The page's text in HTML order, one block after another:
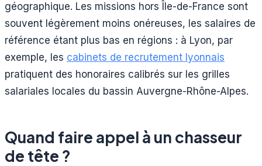
géographique. Les missions hors Île-de-France sont
souvent légèrement moins onéreuses, les salaires de
référence étant plus bas en régions : à Lyon, par
exemple, les cabinets de recrutement lyonnais
pratiquent des honoraires calibrés sur les grilles
salariales locales du bassin Auvergne-Rhône-Alpes.
Quand faire appel à un chasseur
de tête ?